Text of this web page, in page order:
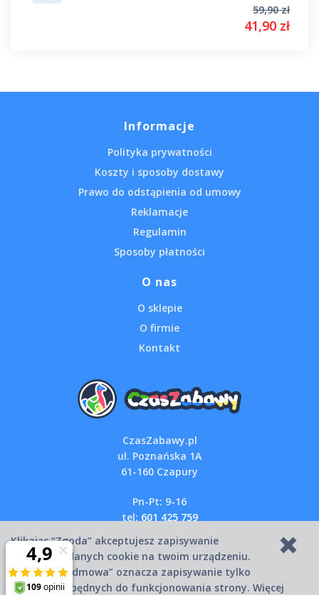
59,90 zł
41,90 zł
Informacje
Polityka prywatności
Koszty i sposoby dostawy
Prawo do odstąpienia od umowy
Reklamacje
Regulamin
Sposoby płatności
O nas
O sklepie
O firmie
Kontakt
CzasZabawy.pl
ul. Poznańska 1A
61-160 Czapury
Pn-Pt: 9-16
tel: 601 425 759
Copyright © 2007-2026 CzasZabawy.pl
Klikając “Zgoda” akceptujesz zapisywanie
wszystkich danych cookie na twoim urządzeniu.
Kliknięcie “Odmowa” oznacza zapisywanie tylko
danych niezbędnych do funkcjonowania strony. Więcej